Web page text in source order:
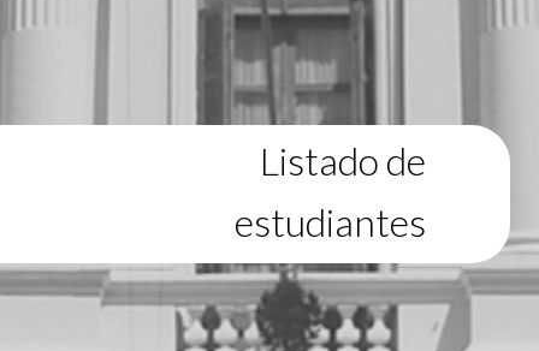
Listado de
estudiantes